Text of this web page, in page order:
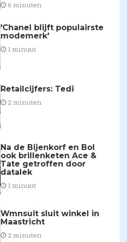
6 minuten
'Chanel blijft populairste
modemerk'
1 minuut
Retailcijfers: Tedi
2 minuten
Na de Bijenkorf en Bol
ook brillenketen Ace &
Tate getroffen door
datalek
1 minuut
Wmnsuit sluit winkel in
Maastricht
2 minuten